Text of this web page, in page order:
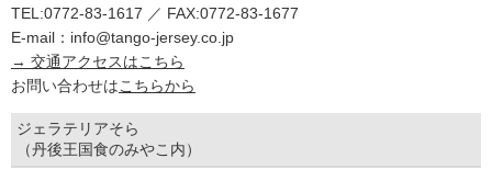
TEL:0772-83-1617 ／ FAX:0772-83-1677
E-mail：info@tango-jersey.co.jp
→ 交通アクセスはこちら
お問い合わせはこちらから
ジェラテリアそら
（丹後王国食のみやこ内）